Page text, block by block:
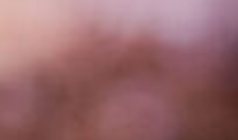
100 % Kichererbsen,
pflanzlich · ideal für